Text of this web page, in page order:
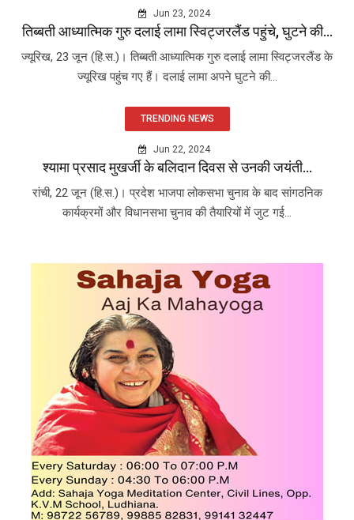
Jun 23, 2024
तिब्बती आध्यात्मिक गुरु दलाई लामा स्विट्जरलैंड पहुंचे, घुटने की...
ज्यूरिख, 23 जून (हि.स.)। तिब्बती आध्यात्मिक गुरु दलाई लामा स्विट्जरलैंड के
ज्यूरिख पहुंच गए हैं। दलाई लामा अपने घुटने की...
TRENDING NEWS
Jun 22, 2024
श्यामा प्रसाद मुखर्जी के बलिदान दिवस से उनकी जयंती...
रांची, 22 जून (हि.स.)। प्रदेश भाजपा लोकसभा चुनाव के बाद सांगठनिक
कार्यक्रमों और विधानसभा चुनाव की तैयारियों में जुट गई...